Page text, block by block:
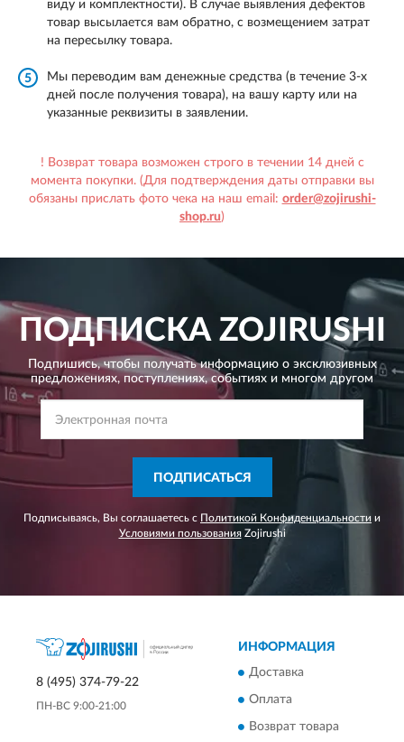
виду и комплектности). В случае выявления дефектов
товар высылается вам обратно, с возмещением затрат
на пересылку товара.
5
Мы переводим вам денежные средства (в течение 3-х
дней после получения товара), на вашу карту или на
указанные реквизиты в заявлении.
! Возврат товара возможен строго в течении 14 дней с
момента покупки. (Для подтверждения даты отправки вы
обязаны прислать фото чека на наш email: order@zojirushi-
shop.ru)
ПОДПИСКАZOJIRUSHI
Подпишись, чтобы получать информацию о эксклюзивных
предложениях, поступлениях, событиях и многом другом
ПОДПИСАТЬСЯ
Подписываясь, Вы соглашаетесь с Политикой Конфиденциальности и
Условиями пользованияZojirushi
8 (495) 374-79-22
ПН-ВС 9:00-21:00
ИНФОРМАЦИЯ
Доставка
Оплата
Возврат товара